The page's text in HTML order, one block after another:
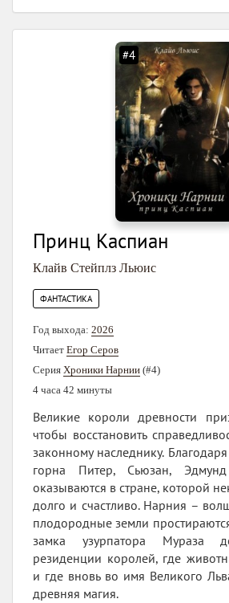
#4
Принц Каспиан
Клайв Стейплз Льюис
ФАНТАСТИКА
Год выхода: 2026
Читает Егор Серов
Серия Хроники Нарнии (#4)
4 часа 42 минуты
Великие короли древности
чтобы восстановить
законному наследнику.
горна Питер, Сьюзан,
оказываются в стране, которой
долго и счастливо. Нарния –
плодородные земли
замка узурпатора Мураза
резиденции королей, где
и где вновь во имя Великого
древняя магия.